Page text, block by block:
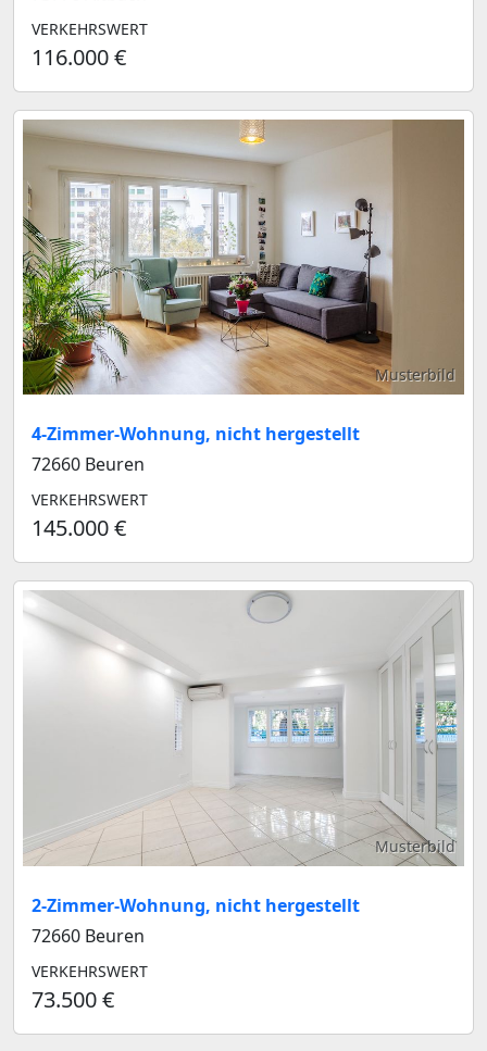
VERKEHRSWERT
116.000 €
Musterbild
4-Zimmer-Wohnung, nicht hergestellt
72660 Beuren
VERKEHRSWERT
145.000 €
Musterbild
2-Zimmer-Wohnung, nicht hergestellt
72660 Beuren
VERKEHRSWERT
73.500 €